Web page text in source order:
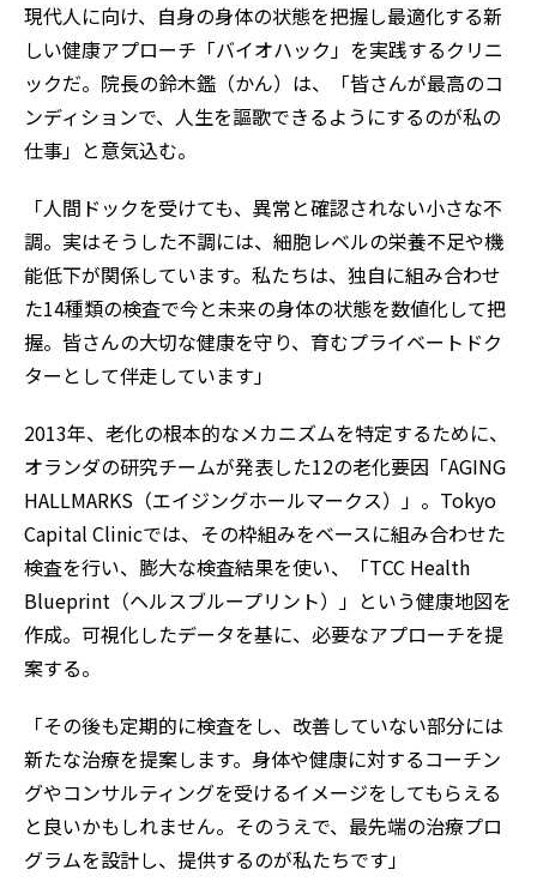
現代人に向け、自身の身体の状態を把握し最適化する新
しい健康アプローチ「バイオハック」を実践するクリニ
ックだ。院長の鈴木鑑（かん）は、「皆さんが最高のコ
ンディションで、人生を謳歌できるようにするのが私の
仕事」と意気込む。
「人間ドックを受けても、異常と確認されない小さな不
調。実はそうした不調には、細胞レベルの栄養不足や機
能低下が関係しています。私たちは、独自に組み合わせ
た14種類の検査で今と未来の身体の状態を数値化して把
握。皆さんの大切な健康を守り、育むプライベートドク
ターとして伴走しています」
2013年、老化の根本的なメカニズムを特定するために、
オランダの研究チームが発表した12の老化要因「AGING
HALLMARKS（エイジングホールマークス）」。Tokyo
Capital Clinicでは、その枠組みをベースに組み合わせた
検査を行い、膨大な検査結果を使い、「TCC Health
Blueprint（ヘルスブループリント）」という健康地図を
作成。可視化したデータを基に、必要なアプローチを提
案する。
「その後も定期的に検査をし、改善していない部分には
新たな治療を提案します。身体や健康に対するコーチン
グやコンサルティングを受けるイメージをしてもらえる
と良いかもしれません。そのうえで、最先端の治療プロ
グラムを設計し、提供するのが私たちです」